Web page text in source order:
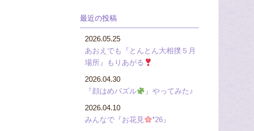
最近の投稿
あおえでも『とんとん大相撲５月
場所』もりあがる
2026.05.25
『顔はめパズル 』やってみた♪
2026.04.30
みんなで『お花見 ❜26』
2026.04.10